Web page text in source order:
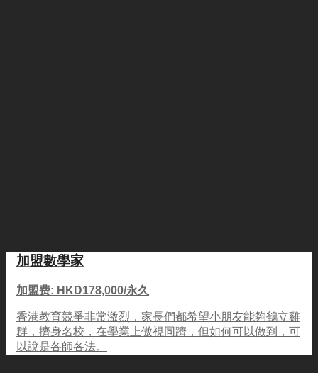
加盟數學家
加盟费: HKD178,000/永久
香港教育競爭非常激烈，家長們都希望小朋友能夠鶴立雞
群，擠身名校，在學業上傲視同躋，但如何可以做到，可
以說是各師各法。